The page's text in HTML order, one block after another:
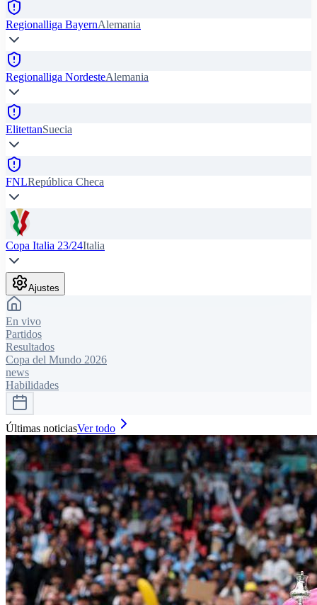
Regionalliga BayernAlemania
Regionalliga NordesteAlemania
ElitettanSuecia
FNLRepública Checa
Copa Italia 23/24Italia
Ajustes
En vivo
Partidos
Resultados
Copa del Mundo 2026
news
Habilidades
Últimas noticiasVer todo